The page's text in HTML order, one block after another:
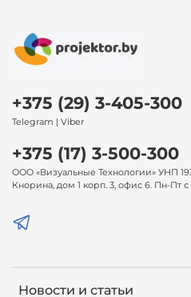
Новости и статьи
+375 (29) 3-405-300
Telegram | Viber
+375 (17) 3-500-300
ООО «Визуальные Технологии» УНП
Кнорина, дом 1 корп. 3, офис 6. Пн-Пт с